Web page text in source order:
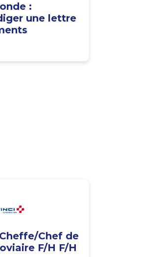
:
une lettre
Chef de
F/H F/H